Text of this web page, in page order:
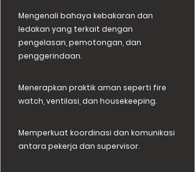
Mengenali bahaya kebakaran dan
ledakan yang terkait dengan
pengelasan, pemotongan, dan
penggerindaan.
Menerapkan praktik aman seperti fire
watch, ventilasi, dan housekeeping.
Memperkuat koordinasi dan komunikasi
antara pekerja dan supervisor.